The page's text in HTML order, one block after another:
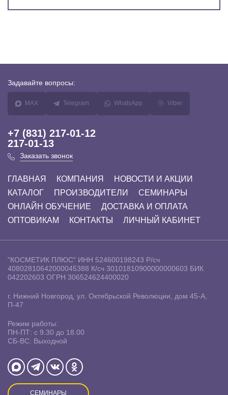
Задавайте вопросы:
MAX Telegram WhatsApp Viber
+7 (831) 217-01-12
217-01-13
Заказать звонок
ГЛАВНАЯ КОМПАНИЯ
НОВОСТИ И АКЦИИ
КАТАЛОГ
ПРОИЗВОДИТЕЛИ
СЕМИНАРЫ
ОНЛАЙН ОБУЧЕНИЕ
ДОСТАВКА И ОПЛАТА
ОПТОВИКАМ
КОНТАКТЫ ЛИЧНЫЙ КАБИНЕТ
"КОСМЕТИК ПЛЮС" ИНН 524600198243 Р/сч
40802810642000045388 К/сч 30101810900000000603 БИК
042202603 ОГРН 306524624400020
г. Нижний Новгород, ул. Октябрьской Революции, дом 45-А,
П-47
Режим работы:
ПН-ПТ: с 9.30 до 18.00
СБ-ВС: Выходной
СЕМИНАРЫ